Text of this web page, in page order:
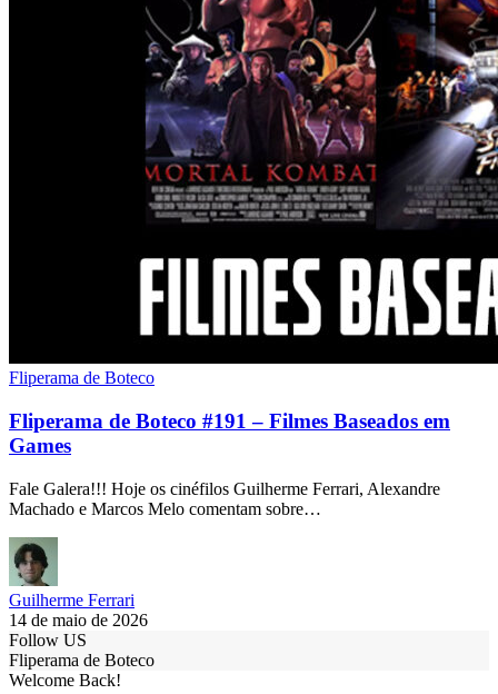
Fliperama de Boteco
Fliperama de Boteco #191 – Filmes Baseados em
Games
Fale Galera!!! Hoje os cinéfilos Guilherme Ferrari, Alexandre
Machado e Marcos Melo comentam sobre…
Guilherme Ferrari
14 de maio de 2026
Follow US
Fliperama de Boteco
Welcome Back!